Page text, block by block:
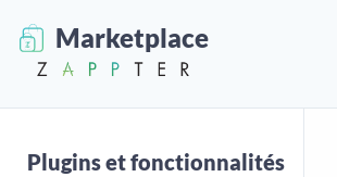
Marketplace
Plugins et fonctionnalités